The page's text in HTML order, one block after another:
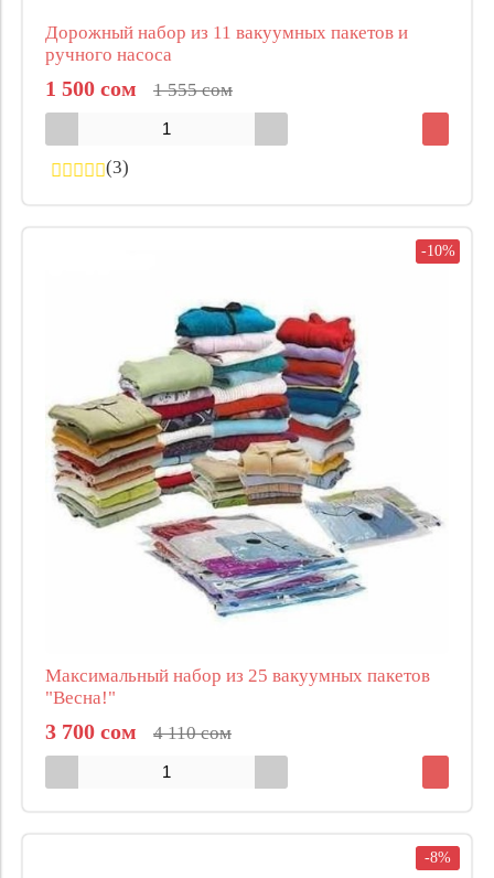
Дорожный набор из 11 вакуумных пакетов и
ручного насоса
1 500 сом 1 555 сом
(3)
-10%
Максимальный набор из 25 вакуумных пакетов
"Весна!"
3 700 сом 4 110 сом
-8%